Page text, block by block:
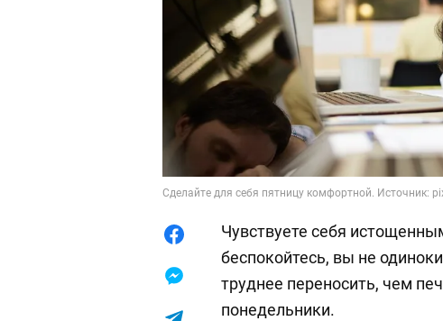
Сделайте для себя пятницу комфортной. Источник:
Чувствуете себя
беспокойтесь, вы не
труднее переносить, чем
понедельники.